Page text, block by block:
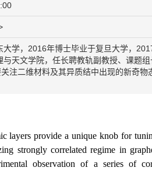
学，2016年博士毕业于复旦大学，
天文学院，任长聘教轨副教授、课题组
注二维材料及其异质结中出现的新奇
layers provide a unique knob for
strongly correlated regime in
observation of a series of